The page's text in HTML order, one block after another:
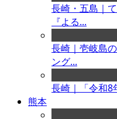
長崎・五島｜
『よる...
長崎｜壱岐島
ング...
長崎｜「令和8
熊本